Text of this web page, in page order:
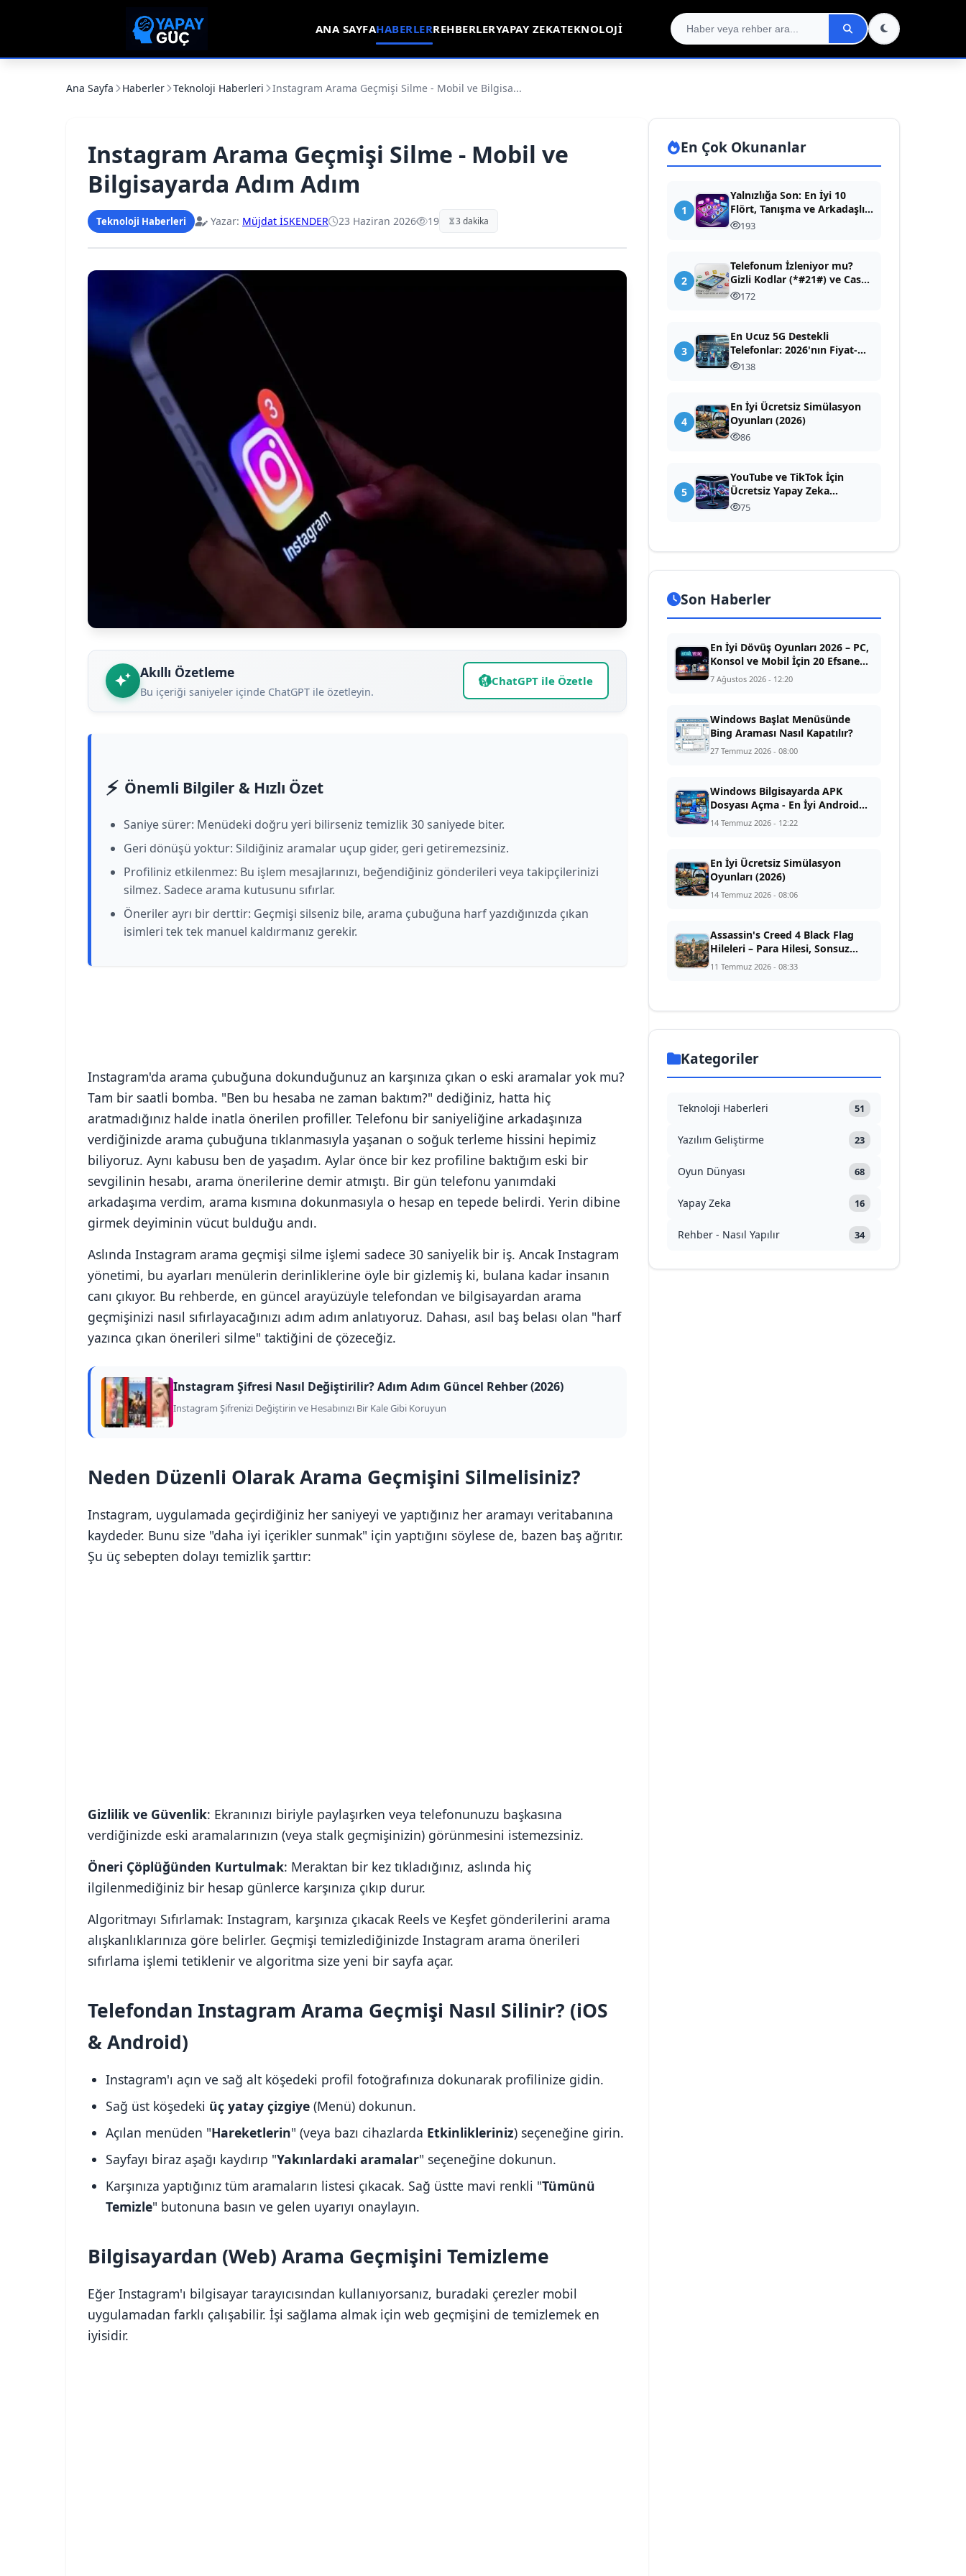
ANA SAYFAHABERLERREHBERLERYAPAY ZEKATEKNOLOJI
Ana Sayfa Haberler Teknoloji Haberleri Instagram Arama Geçmişi Silme - Mobil ve Bilgisa...
Instagram Arama Geçmişi Silme - Mobil ve
Bilgisayarda Adım Adım
Teknoloji Haberleri Yazar: Müjdat İSKENDER 23 Haziran 2026 19 3 dakika
Akıllı Özetleme
Bu içeriği saniyeler içinde ChatGPT ile özetleyin.
ChatGPT ile Özetle
⚡ Önemli Bilgiler & Hızlı Özet
Saniye sürer: Menüdeki doğru yeri bilirseniz temizlik 30 saniyede biter.
Geri dönüşü yoktur: Sildiğiniz aramalar uçup gider, geri getiremezsiniz.
Profiliniz etkilenmez: Bu işlem mesajlarınızı, beğendiğiniz gönderileri veya takipçilerinizi
silmez. Sadece arama kutusunu sıfırlar.
Öneriler ayrı bir derttir: Geçmişi silseniz bile, arama çubuğuna harf yazdığınızda çıkan
isimleri tek tek manuel kaldırmanız gerekir.
Instagram'da arama çubuğuna dokunduğunuz an karşınıza çıkan o eski aramalar yok mu?
Tam bir saatli bomba. "Ben bu hesaba ne zaman baktım?" dediğiniz, hatta hiç
aratmadığınız halde inatla önerilen profiller. Telefonu bir saniyeliğine arkadaşınıza
verdiğinizde arama çubuğuna tıklanmasıyla yaşanan o soğuk terleme hissini hepimiz
biliyoruz. Aynı kabusu ben de yaşadım. Aylar önce bir kez profiline baktığım eski bir
sevgilinin hesabı, arama önerilerine demir atmıştı. Bir gün telefonu yanımdaki
arkadaşıma verdim, arama kısmına dokunmasıyla o hesap en tepede belirdi. Yerin dibine
girmek deyiminin vücut bulduğu andı.
Aslında Instagram arama geçmişi silme işlemi sadece 30 saniyelik bir iş. Ancak Instagram
yönetimi, bu ayarları menülerin derinliklerine öyle bir gizlemiş ki, bulana kadar insanın
canı çıkıyor. Bu rehberde, en güncel arayüzüyle telefondan ve bilgisayardan arama
geçmişinizi nasıl sıfırlayacağınızı adım adım anlatıyoruz. Dahası, asıl baş belası olan "harf
yazınca çıkan önerileri silme" taktiğini de çözeceğiz.
Instagram Şifresi Nasıl Değiştirilir? Adım Adım Güncel Rehber (2026)
Instagram Şifrenizi Değiştirin ve Hesabınızı Bir Kale Gibi Koruyun
Neden Düzenli Olarak Arama Geçmişini Silmelisiniz?
Instagram, uygulamada geçirdiğiniz her saniyeyi ve yaptığınız her aramayı veritabanına
kaydeder. Bunu size "daha iyi içerikler sunmak" için yaptığını söylese de, bazen baş ağrıtır.
Şu üç sebepten dolayı temizlik şarttır:
Gizlilik ve Güvenlik: Ekranınızı biriyle paylaşırken veya telefonunuzu başkasına
verdiğinizde eski aramalarınızın (veya stalk geçmişinizin) görünmesini istemezsiniz.
Öneri Çöplüğünden Kurtulmak: Meraktan bir kez tıkladığınız, aslında hiç
ilgilenmediğiniz bir hesap günlerce karşınıza çıkıp durur.
Algoritmayı Sıfırlamak: Instagram, karşınıza çıkacak Reels ve Keşfet gönderilerini arama
alışkanlıklarınıza göre belirler. Geçmişi temizlediğinizde Instagram arama önerileri
sıfırlama işlemi tetiklenir ve algoritma size yeni bir sayfa açar.
Telefondan Instagram Arama Geçmişi Nasıl Silinir? (iOS
& Android)
Instagram'ı açın ve sağ alt köşedeki profil fotoğrafınıza dokunarak profilinize gidin.
Sağ üst köşedeki üç yatay çizgiye (Menü) dokunun.
Açılan menüden "Hareketlerin" (veya bazı cihazlarda Etkinlikleriniz) seçeneğine girin.
Sayfayı biraz aşağı kaydırıp "Yakınlardaki aramalar" seçeneğine dokunun.
Karşınıza yaptığınız tüm aramaların listesi çıkacak. Sağ üstte mavi renkli "Tümünü
Temizle" butonuna basın ve gelen uyarıyı onaylayın.
Bilgisayardan (Web) Arama Geçmişini Temizleme
Eğer Instagram'ı bilgisayar tarayıcısından kullanıyorsanız, buradaki çerezler mobil
uygulamadan farklı çalışabilir. İşi sağlama almak için web geçmişini de temizlemek en
iyisidir.
En Çok Okunanlar
1
Yalnızlığa Son: En İyi 10
Flört, Tanışma ve Arkadaşlık
Uygulaması (Dev Rehber)
193
2
Telefonum İzleniyor mu?
Gizli Kodlar (*#21#) ve Casus
Yazılım Temizleme Rehberi
172
3
En Ucuz 5G Destekli
Telefonlar: 2026'nın Fiyat-
Performans Canavarları
138
4
En İyi Ücretsiz Simülasyon
Oyunları (2026)
86
5
YouTube ve TikTok İçin
Ücretsiz Yapay Zeka
Seslendirme: En İyi Yapay
75
Son Haberler
En İyi Dövüş Oyunları 2026 – PC,
Konsol ve Mobil İçin 20 Efsane
Yapım
7 Ağustos 2026 - 12:20
Windows Başlat Menüsünde
Bing Araması Nasıl Kapatılır?
27 Temmuz 2026 - 08:00
Windows Bilgisayarda APK
Dosyası Açma - En İyi Android
Emülatörler (2026)
14 Temmuz 2026 - 12:22
En İyi Ücretsiz Simülasyon
Oyunları (2026)
14 Temmuz 2026 - 08:06
Assassin's Creed 4 Black Flag
Hileleri – Para Hilesi, Sonsuz
Yağma ve Efsanevi Gemi Kodları
11 Temmuz 2026 - 08:33
Kategoriler
Teknoloji Haberleri 51
Yazılım Geliştirme 23
Oyun Dünyası 68
Yapay Zeka 16
Rehber - Nasıl Yapılır 34